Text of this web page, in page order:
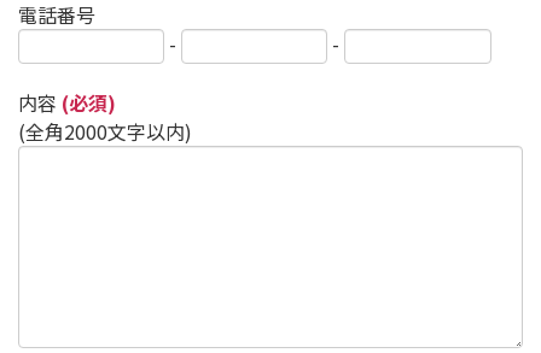
電話番号
-
-
内容 (必須)
(全角2000文字以内)